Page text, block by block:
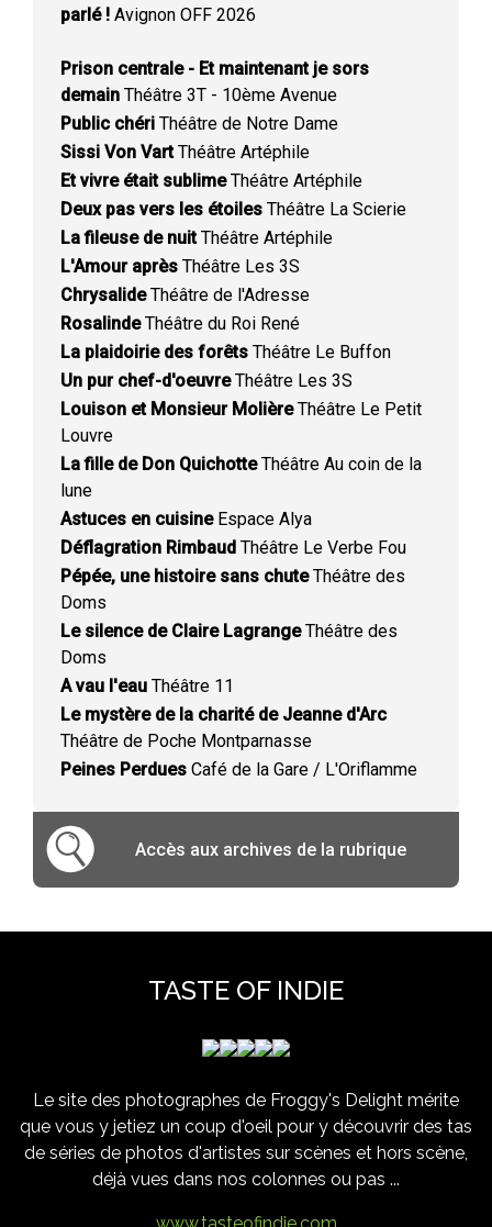
parlé ! Avignon OFF 2026
Prison centrale - Et maintenant je sors
demain Théâtre 3T - 10ème Avenue
Public chéri Théâtre de Notre Dame
Sissi Von VartThéâtre Artéphile
Et vivre était sublimeThéâtre Artéphile
Deux pas vers les étoiles Théâtre La Scierie
La fileuse de nuitThéâtre Artéphile
L'Amour après Théâtre Les 3S
ChrysalideThéâtre de l'Adresse
RosalindeThéâtre du Roi René
La plaidoirie des forêts Théâtre Le Buffon
Un pur chef-d'oeuvreThéâtre Les 3S
Louison et Monsieur MolièreThéâtre Le Petit
Louvre
La fille de Don QuichotteThéâtre Au coin de la
lune
Astuces en cuisineEspace Alya
Déflagration Rimbaud Théâtre Le Verbe Fou
Pépée, une histoire sans chuteThéâtre des
Doms
Le silence de Claire LagrangeThéâtre des
Doms
A vau l'eau Théâtre 11
Le mystère de la charité de Jeanne d'Arc
Théâtre de Poche Montparnasse
Peines Perdues Café de la Gare / L'Oriflamme
Accès aux archives de la rubrique
TASTE OF INDIE
Le site des photographes de Froggy's Delight mérite
que vous y jetiez un coup d'oeil pour y découvrir des tas
de séries de photos d'artistes sur scènes et hors scène,
déjà vues dans nos colonnes ou pas ...